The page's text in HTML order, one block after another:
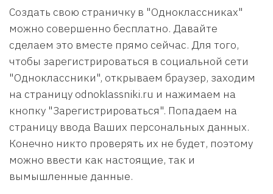
Создать свою страничку в "Одноклассниках"
можно совершенно бесплатно. Давайте
сделаем это вместе прямо сейчас. Для того,
чтобы зарегистрироваться в социальной сети
"Одноклассники", открываем браузер, заходим
на страницу odnoklassniki.ru и нажимаем на
кнопку "Зарегистрироваться". Попадаем на
страницу ввода Ваших персональных данных.
Конечно никто проверять их не будет, поэтому
можно ввести как настоящие, так и
вымышленные данные.